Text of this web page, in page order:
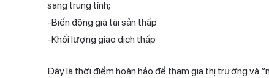
sang trung tính;
-Biến động giá tài sản thấp
-Khối lượng giao dịch thấp
Đây là thời điểm hoàn hảo để tham gia thị trường và